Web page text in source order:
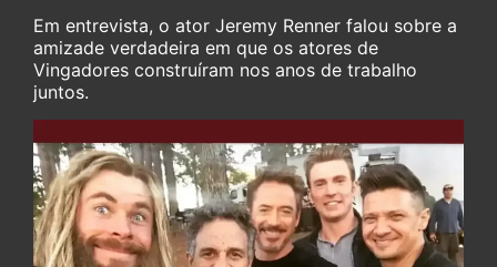
Em entrevista, o ator Jeremy Renner falou sobre a
amizade verdadeira em que os atores de
Vingadores construíram nos anos de trabalho
juntos.